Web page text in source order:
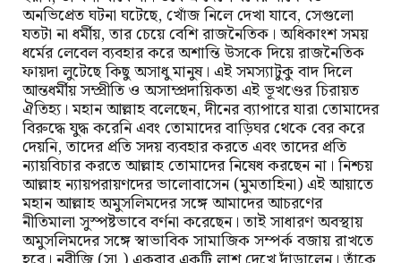
অনভিপ্রেত ঘটনা ঘটেছে, খোঁজ নিলে দেখা যাবে, সেগুলো
যতটা না ধর্মীয়, তার চেয়ে বেশি রাজনৈতিক। অধিকাংশ সময়
ধর্মের লেবেল ব্যবহার করে অশান্তি উসকে দিয়ে রাজনৈতিক
ফায়দা লুটেছে কিছু অসাধু মানুষ। এই সমস্যাটুকু বাদ দিলে
আন্তধর্মীয় সম্প্রীতি ও অসাম্প্রদায়িকতা এই ভূখণ্ডের চিরায়ত
ঐতিহ্য। মহান আল্লাহ বলেছেন, দীনের ব্যাপারে যারা তোমাদের
বিরুদ্ধে যুদ্ধ করেনি এবং তোমাদের বাড়িঘর থেকে বের করে
দেয়নি, তাদের প্রতি সদয় ব্যবহার করতে এবং তাদের প্রতি
ন্যায়বিচার করতে আল্লাহ তোমাদের নিষেধ করছেন না। নিশ্চয়
আল্লাহ ন্যায়পরায়ণদের ভালোবাসেন (মুমতাহিনা) এই আয়াতে
মহান আল্লাহ অমুসলিমদের সঙ্গে আমাদের আচরণের
নীতিমালা সুস্পষ্টভাবে বর্ণনা করেছেন। তাই সাধারণ অবস্থায়
অমুসলিমদের সঙ্গে স্বাভাবিক সামাজিক সম্পর্ক বজায় রাখতে